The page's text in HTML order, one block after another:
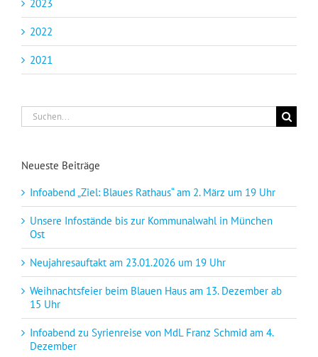
2023
2022
2021
Suche
nach:
Neueste Beiträge
Infoabend „Ziel: Blaues Rathaus“ am 2. März um 19 Uhr
Unsere Infostände bis zur Kommunalwahl in München
Ost
Neujahresauftakt am 23.01.2026 um 19 Uhr
Weihnachtsfeier beim Blauen Haus am 13. Dezember ab
15 Uhr
Infoabend zu Syrienreise von MdL Franz Schmid am 4.
Dezember